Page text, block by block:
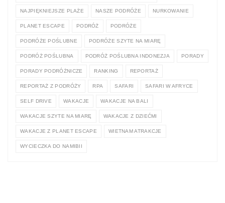
NAJPIĘKNIEJSZE PLAŻE NASZE PODRÓŻE NURKOWANIE
PLANET ESCAPE PODRÓŻ PODRÓŻE
PODRÓŻE POŚLUBNE PODRÓŻE SZYTE NA MIARĘ
PODRÓŻ POŚLUBNA PODRÓŻ POŚLUBNA INDONEZJA PORADY
PORADY PODRÓŻNICZE RANKING REPORTAŻ
REPORTAŻ Z PODRÓŻY RPA SAFARI SAFARI W AFRYCE
SELF DRIVE WAKACJE WAKACJE NA BALI
WAKACJE SZYTE NA MIARĘ WAKACJE Z DZIEĆMI
WAKACJE Z PLANET ESCAPE WIETNAM ATRAKCJE
WYCIECZKA DO NAMIBII